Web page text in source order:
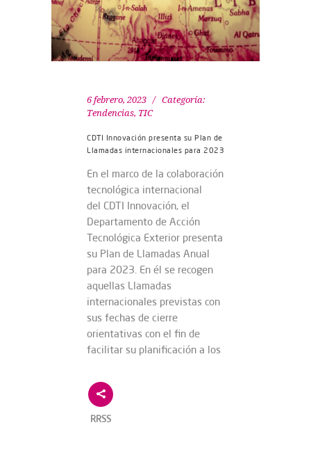
6 febrero, 2023
Categoría:
Tendencias, TIC
CDTI Innovación presenta su Plan de
Llamadas internacionales para 2023
En el marco de la colaboración
tecnológica internacional
del CDTI Innovación, el
Departamento de Acción
Tecnológica Exterior presenta
su Plan de Llamadas Anual
para 2023. En él se recogen
aquellas Llamadas
internacionales previstas con
sus fechas de cierre
orientativas con el fin de
facilitar su planificación a los
RRSS